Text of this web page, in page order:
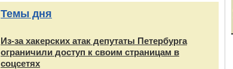
Темы дня
Из‑за хакерских атак депутаты Петербурга
ограничили доступ к своим страницам в
соцсетях